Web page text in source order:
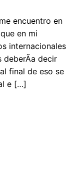
encuentro en
en mi
internacionales
deberÃ­a decir
final de eso se
e […]